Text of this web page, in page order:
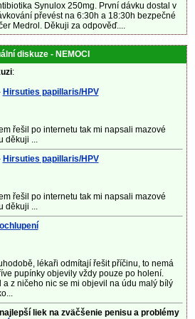
Synulox 250mg. První dávku dostal v
převést na 6:30h a 18:30h bezpečné
Medrol. Děkuji za odpověď....
diskuze - NEMOCI
:
Hirsuties papillaris/HPV
řešil po internetu tak mi napsali mazové
děkuji ...
Hirsuties papillaris/HPV
řešil po internetu tak mi napsali mazové
děkuji ...
lékaři odmítají řešit příčinu, to nemá
pupínky objevily vždy pouze po holení.
z ničeho nic se mi objevil na údu malý bílý
liek na zväčšenie penisu a problémy